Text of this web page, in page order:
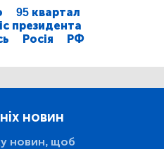
95 квартал
президента
Росія РФ
новин
новин, щоб